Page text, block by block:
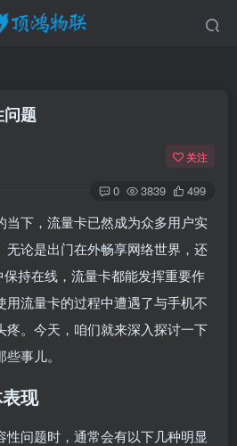
题
关注
0 3839 499
当下，流量卡已然成为众多用户实
无论是出门在外畅享网络世界，还
持在线，流量卡都能发挥重要作
用流量卡的过程中遭遇了与手机不
疼。今天，咱们就来深入探讨一下
事儿。
现
性问题时，通常会有以下几种明显